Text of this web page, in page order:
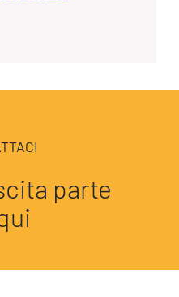
parte